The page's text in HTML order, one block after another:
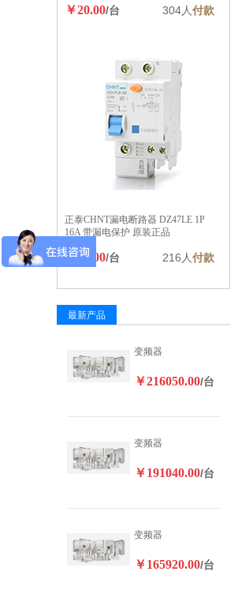
￥20.00/台 304人付款
正泰CHNT漏电断路器 DZ47LE 1P
16A 带漏电保护 原装正品
￥20.00/台 216人付款
最新产品
变频器
￥216050.00/台
变频器
￥191040.00/台
变频器
￥165920.00/台